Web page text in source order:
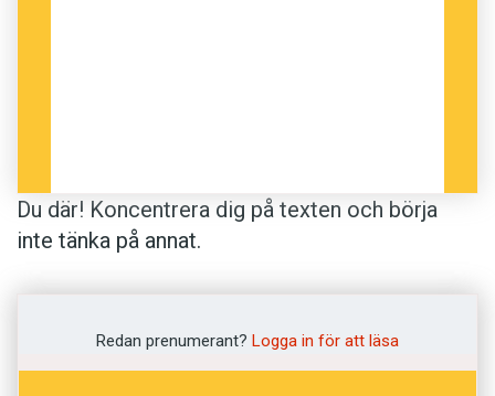
Du där! Koncentrera dig på texten och börja
inte tänka på annat.
när man slutar läsa fokuserat och låter tankarna
vandra i väg. Det kan se ut som om läsningen
Redan prenumerant? Logga in för att läsa